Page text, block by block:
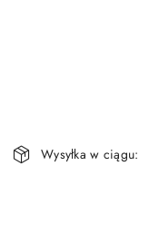
Wysyłka w ciągu: